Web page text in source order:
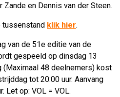
Zande en Dennis van der Steen.
tussenstand klik hier.
van de 51e editie van de
gespeeld op dinsdag 13
(Maximaal 48 deelnemers) kost
tot 20:00 uur. Aanvang
Let op: VOL = VOL.